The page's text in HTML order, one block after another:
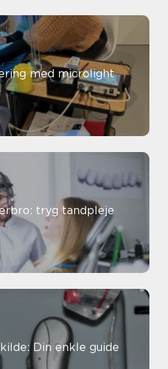
med microlight
tryg tandpleje
Din enkle guide